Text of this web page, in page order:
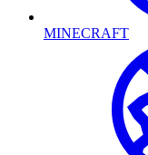
MINECRAFT